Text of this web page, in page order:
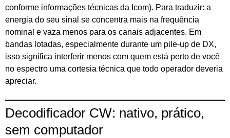
conforme informações técnicas da Icom). Para traduzir: a
energia do seu sinal se concentra mais na frequência
nominal e vaza menos para os canais adjacentes. Em
bandas lotadas, especialmente durante um pile-up de DX,
isso significa interferir menos com quem está perto de você
no espectro uma cortesia técnica que todo operador deveria
apreciar.
Decodificador CW: nativo, prático,
sem computador